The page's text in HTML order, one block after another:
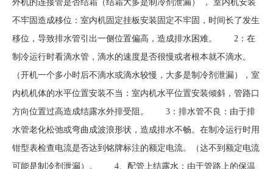
外机的连接管是否结霜（结霜大多是制冷剂泄漏） ， 室内机安装
不牢固造成移位：室内机固定挂板安装固定不牢固，时间长了发生
移位，导致排水管引出一侧位置偏高，造成排水困难。 2：在
制冷运行时看滴水管，滴水的速度是否很慢或者根本就不滴水。
（开机一个多小时后不滴水或滴水较慢，大多是制冷剂泄漏），室
内机机体的水平位置安装不当：室内机水平位置安装倾斜，管路口
方向位置过高造成结露水外排受阻。 3：排水管不良：由于排
水管老化松弛或弯曲成波浪形状，造成排水不畅。在制冷运行时用
钳型表检查电流是否达到铭牌标注的额定电流。（达不到额定电流
可能是制冷剂泄漏）。 4、配管上结露水：由于管路上的保温